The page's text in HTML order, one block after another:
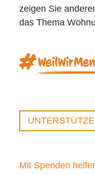
zeigen Sie
das Thema
Mit Spenden